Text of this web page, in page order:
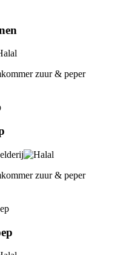
zuur & peper
zuur & peper